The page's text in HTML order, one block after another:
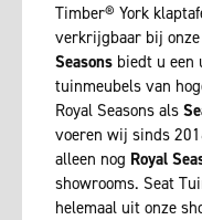
Timber® York
verkrijgbaar bij
Seasons biedt u
tuinmeubels van
Royal Seasons als
voeren wij sinds
alleen nog Royal
showrooms. Seat
helemaal uit onze